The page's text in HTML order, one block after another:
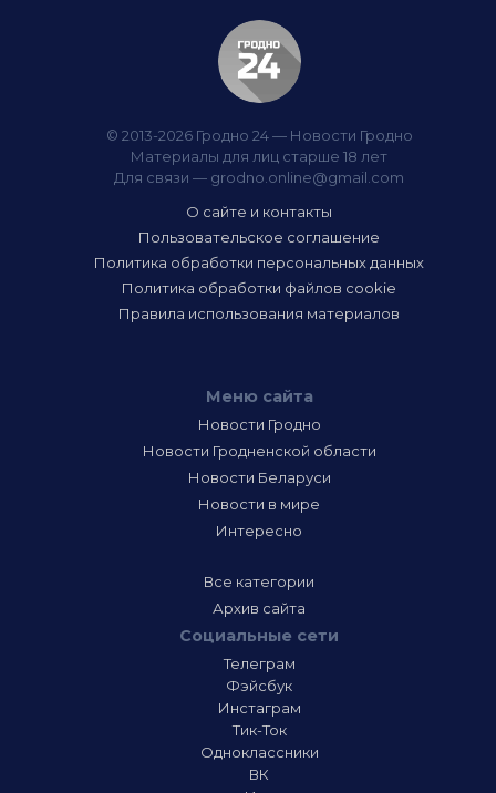
© 2013-2026 Гродно 24 — Новости Гродно
Материалы для лиц старше 18 лет
Для связи — grodno.online@gmail.com
О сайте и контакты
Пользовательское соглашение
Политика обработки персональных данных
Политика обработки файлов cookie
Правила использования материалов
Меню сайта
Новости Гродно
Новости Гродненской области
Новости Беларуси
Новости в мире
Интересно
Все категории
Архив сайта
Социальные сети
Телеграм
Фэйсбук
Инстаграм
Тик-Ток
Одноклассники
ВК